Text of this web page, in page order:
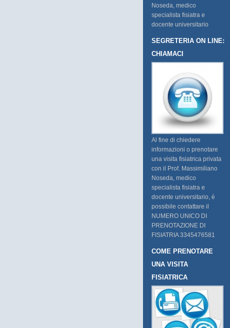
Noseda, medico
specialista fisiatra e
docente universitario
SEGRETERIA ON LINE:
CHIAMACI
Al fine di chiedere
informazioni o prenotare
una visita fisiatrica privata
con il Prof. Massimiliano
Noseda, medico
specialista fisiatra e
docente universitario, è
possibile contattare il
NUMERO UNICO DI
PRENOTAZIONE DI
FISIATRIA 3345476581
COME PRENOTARE
UNA VISITA
FISIATRICA